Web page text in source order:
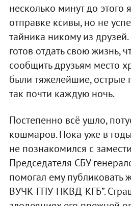
несколько минут до этого
отправке ксивы, но не
тайника никому из
готов отдать свою жизнь,
сообщить друзьям место
были тяжелейшие,
так почти каждую ночь.
Постепенно всё ушло,
кошмаров. Пока уже в
не познакомился с
Председателя СБУ
помогал ему публиковать
ВУЧК-ГПУ-НКВД-КГБ”.